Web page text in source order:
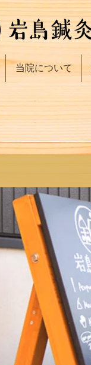
当院について